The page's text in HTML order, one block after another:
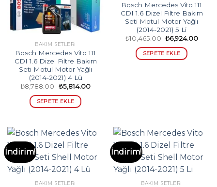
BAKIM SETLERI
Bosch Mercedes Vito 111
CDI 1.6 Dizel Filtre Bakım
Seti Motul Motor Yağlı
(2014-2021) 4 Lü
₺8,788.00 Orijinal
fiyat:
₺8,788.00.
₺5,814.00Şu
SEPETE EKLE
Bosch Mercedes Vito 111
CDI 1.6 Dizel Filtre Bakım
Seti Motul Motor Yağlı
(2014-2021) 5 Li
₺10,465.00 Orijinal
fiyat:
₺10,465.00.
₺6,924.00Şu
SEPETE EKLE
İndirim!
BAKIM SETLERI
İndirim!
BAKIM SETLERI